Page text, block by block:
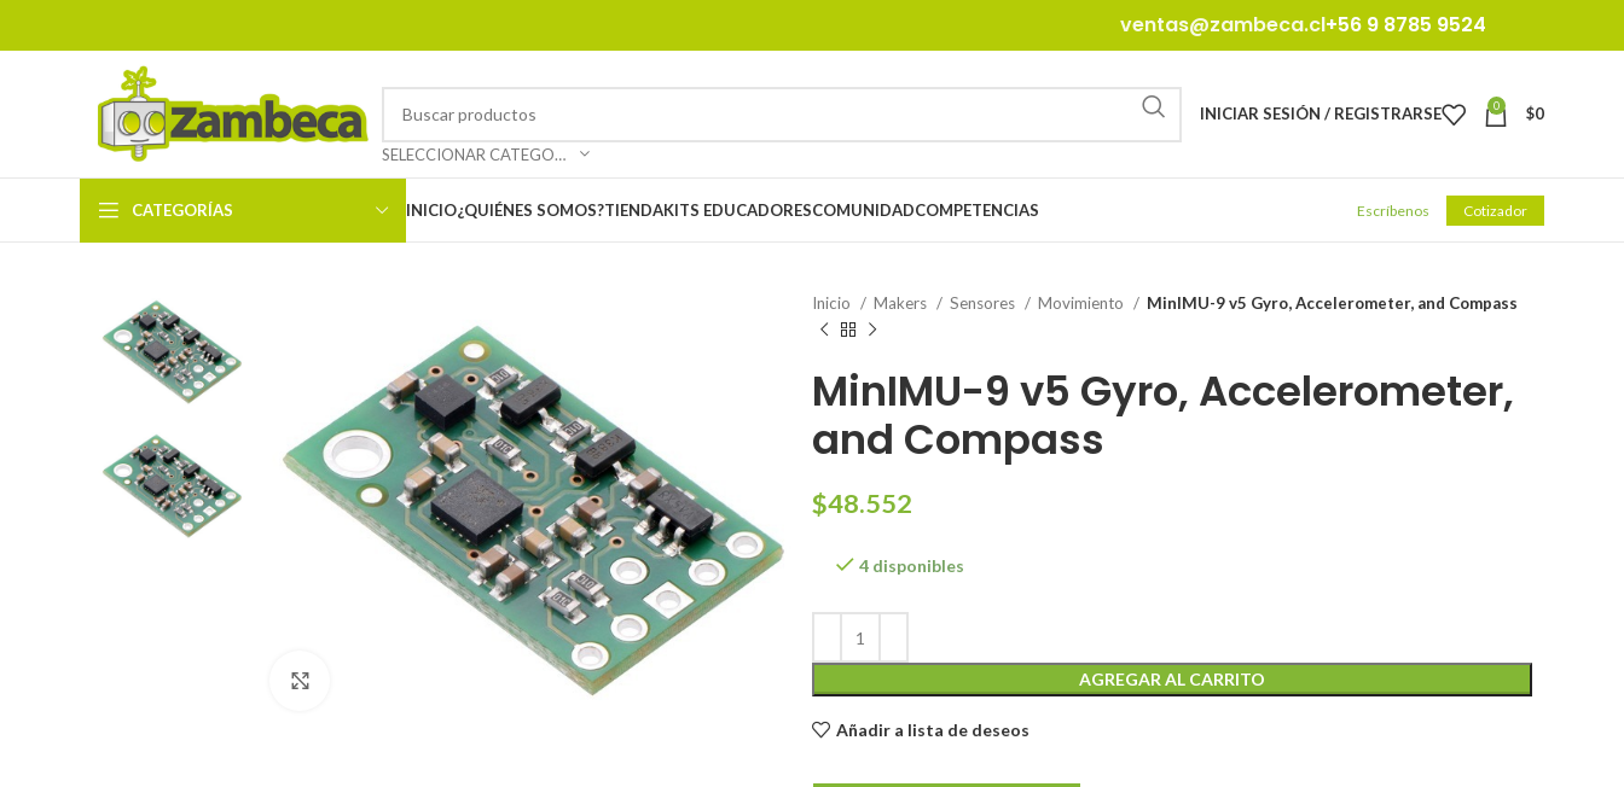
ventas@zambeca.cl+56 9 8785 9524
SELECCIONAR CATEGORÍA
INICIAR SESIÓN / REGISTRARSE 0 $0
CATEGORÍAS INICIO¿QUIÉNES SOMOS?TIENDAKITS EDUCADORESCOMUNIDADCOMPETENCIAS Escríbenos Cotizador
Inicio Makers Sensores Movimiento MinIMU-9 v5 Gyro, Accelerometer, and Compass
MinIMU-9 v5 Gyro, Accelerometer,
and Compass
$48.552
4 disponibles
AGREGAR AL CARRITO
Añadir a lista de deseos